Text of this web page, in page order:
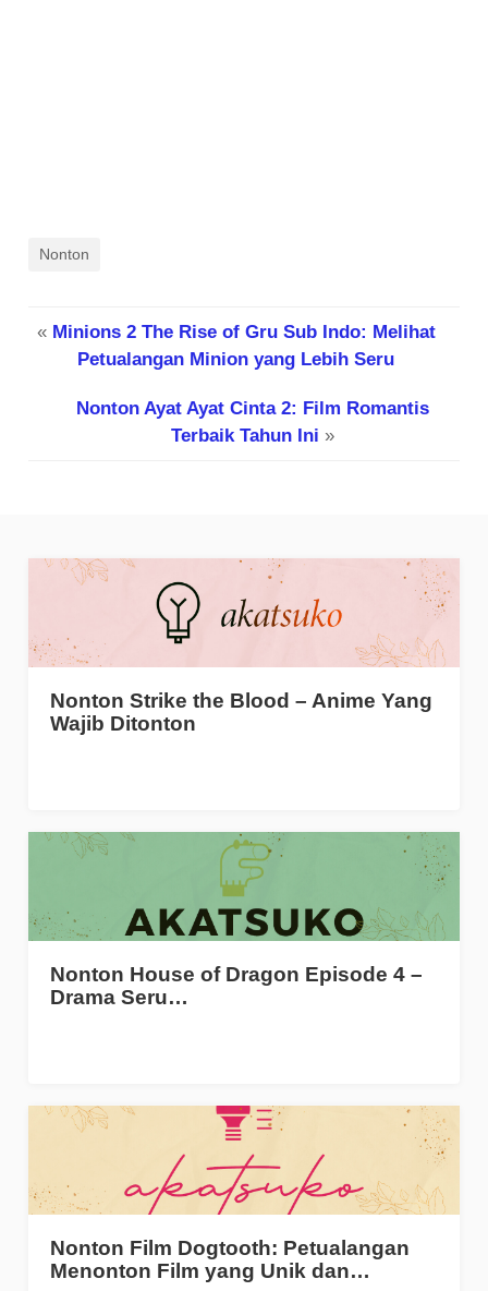
Nonton
« Minions 2 The Rise of Gru Sub Indo: Melihat
Petualangan Minion yang Lebih Seru
Nonton Ayat Ayat Cinta 2: Film Romantis
Terbaik Tahun Ini »
Nonton Strike the Blood – Anime Yang
Wajib Ditonton
Nonton House of Dragon Episode 4 –
Drama Seru…
Nonton Film Dogtooth: Petualangan
Menonton Film yang Unik dan…